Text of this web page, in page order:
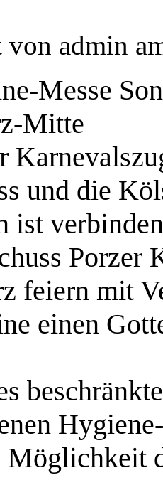
von admin
Messe
Mitte
und die
ist
feiern mit
einen
Möglichkeit